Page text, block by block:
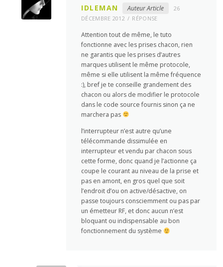
IDLEMAN Auteur Article
26
DÉCEMBRE 2012
RÉPONSE
Attention tout de même, le tuto
fonctionne avec les prises chacon, rien
ne garantis que les prises d’autres
marques utilisent le même protocole,
même si elle utilisent la même fréquence
:), bref je te conseille grandement des
chacon ou alors de modifier le protocole
dans le code source fournis sinon ça ne
marchera pas
l’interrupteur n’est autre qu’une
télécommande dissimulée en
interrupteur et vendu par chacon sous
cette forme, donc quand je l’actionne ça
coupe le courant au niveau de la prise et
pas en amont, en gros quel que soit
l’endroit d’ou on active/désactive, on
passe toujours consciemment ou pas par
un émetteur RF, et donc aucun n’est
bloquant ou indispensable au bon
fonctionnement du système